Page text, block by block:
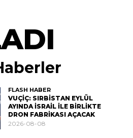
FLASH HABER
VUÇİÇ: SIRBİSTAN EYLÜL
AYINDA İSRAİL İLE BİRLİKTE
DRON FABRİKASI AÇACAK
2026-08-08